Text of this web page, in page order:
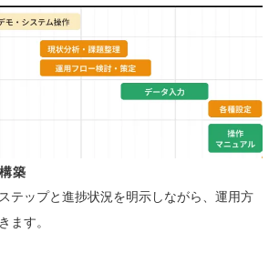
築
テップと進捗状況を明示しながら、運用方
ます。